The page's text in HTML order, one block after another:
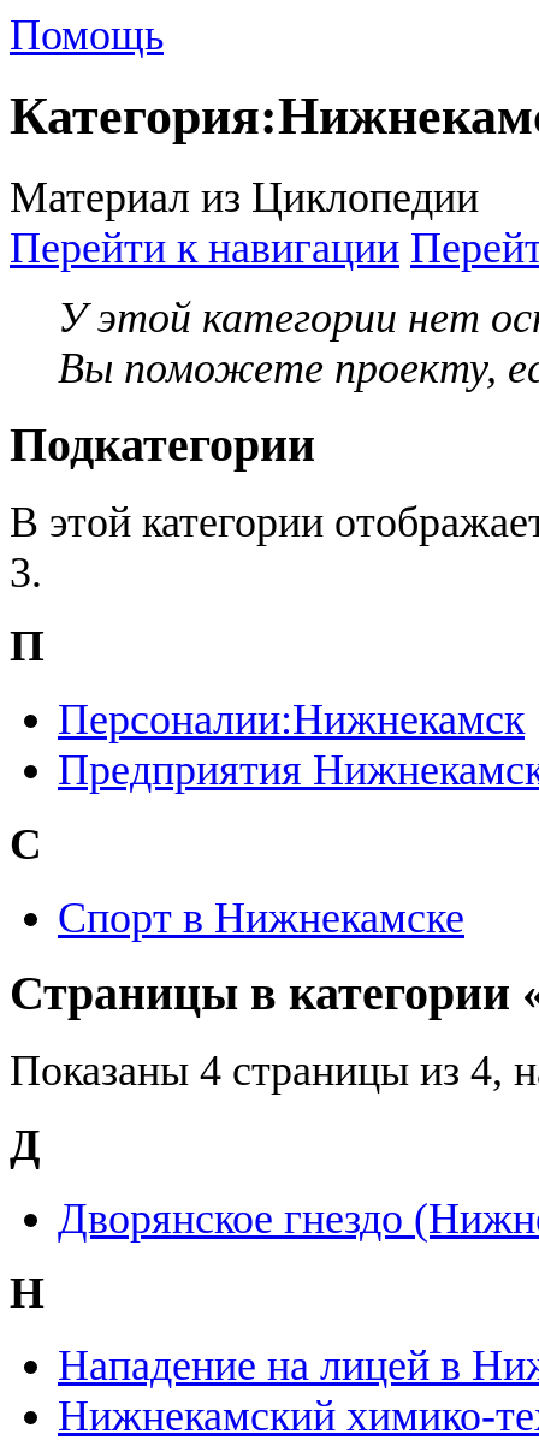
Помощь
Категория:
Материал из Циклопедии
Перейти к навигации
У этой категории нет
Вы поможете проекту,
Подкатегории
В этой категории
3.
П
Персоналии:Нижнекамск
Предприятия
С
Спорт в Нижнекамске
Страницы в категории
Показаны 4 страницы из 4,
Д
Дворянское гнездо
Н
Нападение на лицей в
Нижнекамский химико-